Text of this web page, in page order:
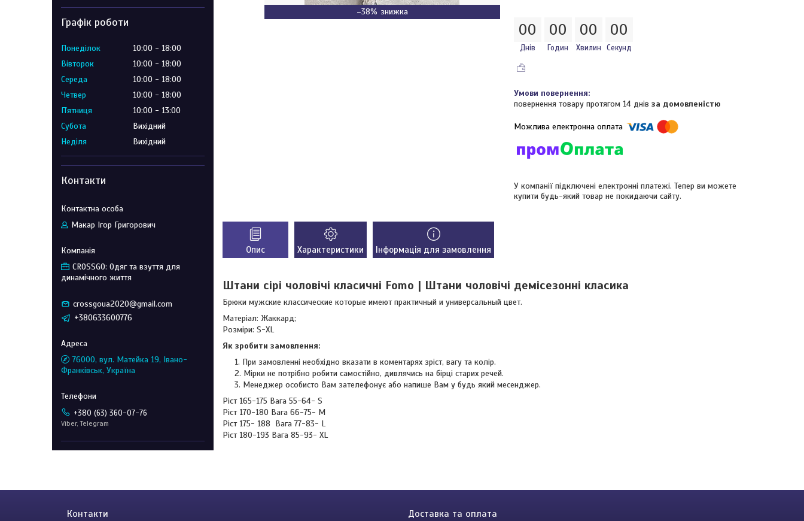
–38%
00
Днів
00
Годин
00
Хвилин
00
Секунд
повернення товару протягом 14 днів за домовленістю
У компанії підключені електронні платежі. Тепер ви можете
купити будь-який товар не покидаючи сайту.
Опис Характеристики Інформація для замовлення
Штани сірі чоловічі класичні Fomo | Штани чоловічі демісезонні класика
Брюки мужские классические которые имеют практичный и универсальный цвет.
Матеріал: Жаккард;
Розміри: S-XL
Як зробити замовлення:
При замовленні необхідно вказати в коментарях зріст, вагу та колір.
Мірки не потрібно робити самостійно, дивлячись на бірці старих речей.
Менеджер особисто Вам зателефонує або напише Вам у будь який месенджер.
Ріст 165-175 Вага 55-64- S
Ріст 170-180 Вага 66-75- M
Ріст 175- 188 Вага 77-83- L
Ріст 180-193 Вага 85-93- XL
Графік роботи
Понеділок 10:00
18:00
Вівторок
10:00
18:00
Середа
10:00
18:00
Четвер
10:00
18:00
Пʼятниця
10:00
13:00
Субота
Вихідний
Неділя
Вихідний
Контакти
Макар Ігор Григорович
CROSSGO: Одяг та взуття для
динамічного життя
crossgoua2020@gmail.com
+380633600776
76000, вул. Матейка 19, Івано-
Франківськ, Україна
+380 (63) 360-07-76
Viber, Telegram
Контакти Доставка та оплата